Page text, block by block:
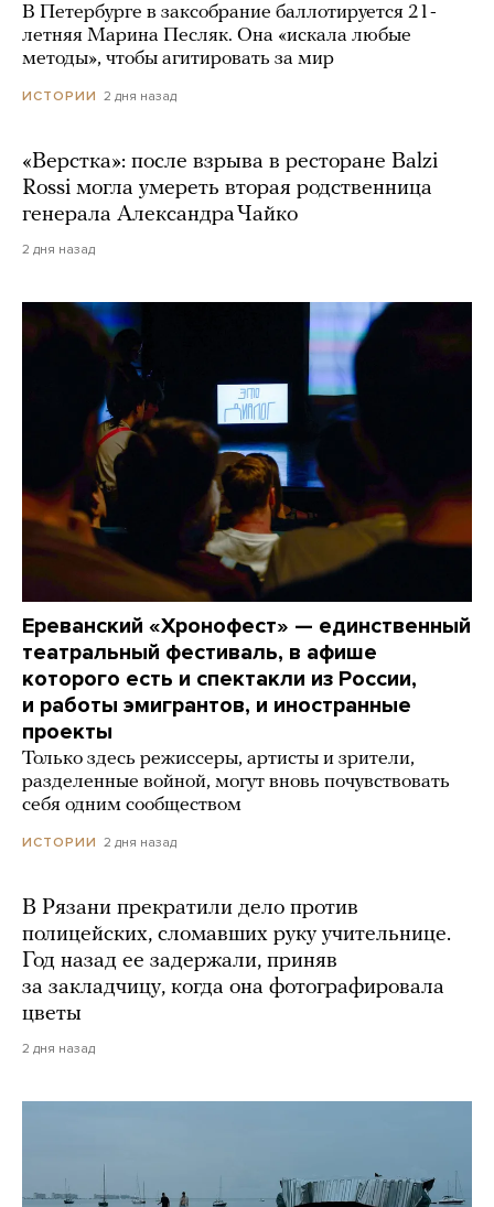
В Петербурге в заксобрание баллотируется 21-
летняя Марина Песляк. Она «искала любые
методы», чтобы агитировать за мир
ИСТОРИИ 2 дня назад
«Верстка»: после взрыва в ресторане Balzi
Rossi могла умереть вторая родственница
генерала Александра Чайко
2 дня назад
Ереванский «Хронофест» — единственный
театральный фестиваль, в афише
которого есть и спектакли из России,
и работы эмигрантов, и иностранные
проекты
Только здесь режиссеры, артисты и зрители,
разделенные войной, могут вновь почувствовать
себя одним сообществом
ИСТОРИИ 2 дня назад
В Рязани прекратили дело против
полицейских, сломавших руку учительнице.
Год назад ее задержали, приняв
за закладчицу, когда она фотографировала
цветы
2 дня назад